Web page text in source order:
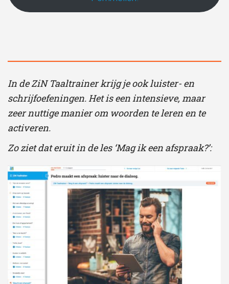
In de ZiN Taaltrainer krijg je ook luister- en
schrijfoefeningen. Het is een intensieve, maar
zeer nuttige manier om woorden te leren en te
activeren.
Zo ziet dat eruit in de les ‘Mag ik een afspraak?’: